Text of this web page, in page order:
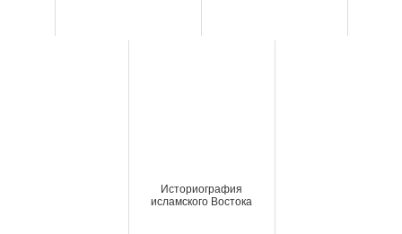
Историография
исламского Востока